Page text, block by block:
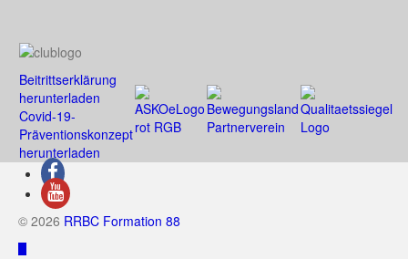
Beitrittserklärung
herunterladen
Covid-19-
Präventionskonzept
herunterladen
© 2026 RRBC Formation 88